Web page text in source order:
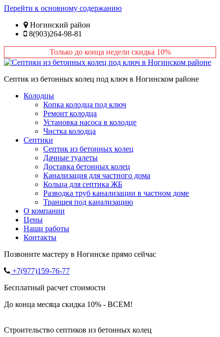
Перейти к основному содержанию
Ногинский район
8(903)264-98-81
Только до конца недели скидка 10%
Септик из бетонных колец под ключ в Ногинском районе
Колодцы
Копка колодца под ключ
Ремонт колодца
Установка насоса в колодце
Чистка колодца
Септики
Септик из бетонных колец
Дачные туалеты
Доставка бетонных колец
Канализация для частного дома
Кольца для септика ЖБ
Разводка труб канализации в частном доме
Траншея под канализацию
О компании
Цены
Наши работы
Контакты
Позвоните мастеру в Ногинске прямо сейчас
+7(977)159-76-77
Бесплатный расчет стоимости
До конца месяца скидка 10% - ВСЕМ!
Строительство септиков из бетонных колец